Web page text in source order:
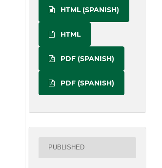
HTML (SPANISH)
HTML
PDF (SPANISH)
PDF (SPANISH)
PUBLISHED